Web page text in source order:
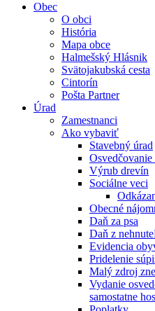
Obec
O obci
História
Mapa obce
Halmešský Hlásnik
Svätojakubská cesta
Cintorín
Pošta Partner
Úrad
Zamestnanci
Ako vybaviť
Stavebný úrad
Výrub drevín
Sociálne veci
Obecné
Daň za psa
Daň z
Evidencia
Pridelenie
Malý zdroj
Vydanie
samostatne